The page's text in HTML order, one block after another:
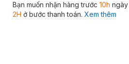
Bạn muốn nhận hàng trước 10h
2H ở bước thanh toán. Xem thêm